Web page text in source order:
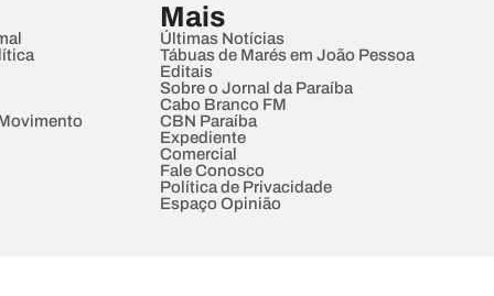
Mais
Últimas Notícias
Tábuas de Marés em João Pessoa
Editais
Sobre o Jornal da Paraíba
Cabo Branco FM
CBN Paraíba
Expediente
Comercial
Fale Conosco
Política de Privacidade
Espaço Opinião